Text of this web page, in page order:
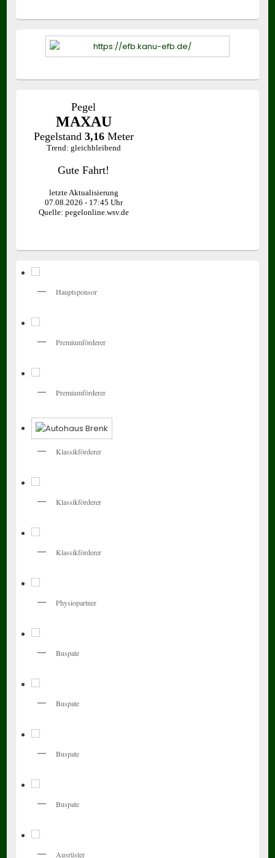
Hauptsponsor
Premiumförderer
Premiumförderer
Klassikförderer
Klassikförderer
Klassikförderer
Physiopartner
Buspate
Buspate
Buspate
Buspate
Ausrüster